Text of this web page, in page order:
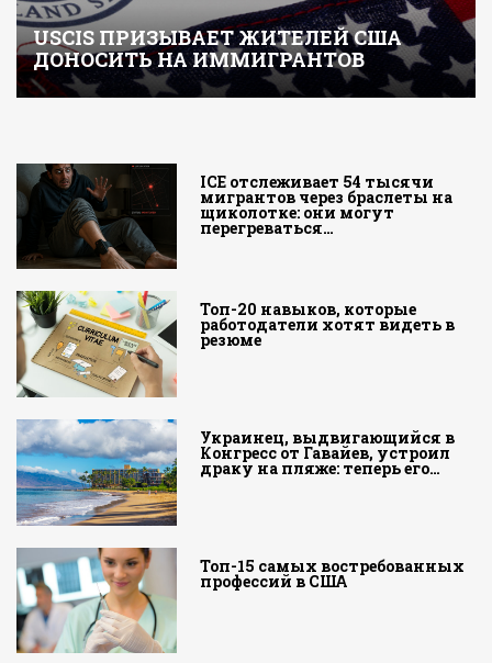
USCIS ПРИЗЫВАЕТ ЖИТЕЛЕЙ США
ДОНОСИТЬ НА ИММИГРАНТОВ
ICE отслеживает 54 тысячи
мигрантов через браслеты на
щиколотке: они могут
перегреваться…
Топ-20 навыков, которые
работодатели хотят видеть в
резюме
Украинец, выдвигающийся в
Конгресс от Гавайев, устроил
драку на пляже: теперь его…
Топ-15 самых востребованных
профессий в США